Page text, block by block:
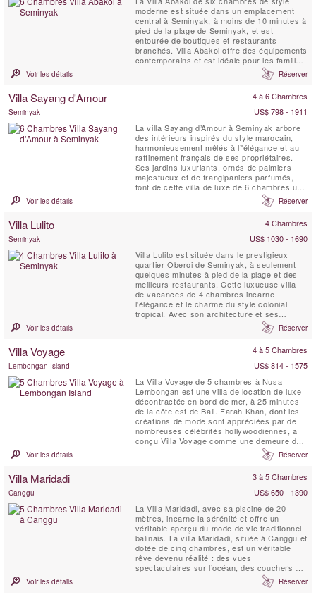
moderne est située dans un emplacement
central à Seminyak, à moins de 10 minutes à
pied de la plage de Seminyak, et est
entourée de boutiques et restaurants
branchés. Villa Abakoi offre des équipements
contemporains et est idéale pour les familles
ou les amis à partager et à apprécier. Les
équipements de la villa comprennent un
gratuite, des chambres climatisées, une
Voir les détails Réserver
Villa Sayang d'Amour 4 à 6 Chambres
Seminyak
US$ 798 - 1911
La villa Sayang d’Amour à Seminyak arbore
des intérieurs inspirés du style marocain,
harmonieusement mêlés à l’'élégance et au
raffinement français de ses propriétaires.
Ses jardins luxuriants, ornés de palmiers
majestueux et de frangipaniers parfumés,
font de cette villa de luxe de 6 chambres un
véritable joyau balinais. Séjourner à la Villa
Sayang d’Amour, c’est plonger dans un conte
Voir les détails Réserver
Villa Lulito 4 Chambres
Seminyak
US$ 1030 - 1690
Villa Lulito est située dans le prestigieux
quartier Oberoi de Seminyak, à seulement
quelques minutes à pied de la plage et des
meilleurs restaurants. Cette luxueuse villa
de vacances de 4 chambres incarne
l'élégance et le charme du style colonial
tropical. Avec son architecture et ses
intérieurs entièrement blancs, Villa Lulito est
le refuge idéal à Bali pour des vacances
Voir les détails Réserver
Villa Voyage 4 à 5 Chambres
Lembongan Island
US$ 814 - 1575
La Villa Voyage de 5 chambres à Nusa
Lembongan est une villa de location de luxe
décontractée en bord de mer, à 25 minutes
de la côte est de Bali. Farah Khan, dont les
créations de mode sont appréciées par de
nombreuses célébrités hollywoodiennes, a
conçu Villa Voyage comme une demeure de
luxe pieds nus, tout en conservant le charme
d’antan des planchers en bois de cocotier,
des lampes en bois flotté dans un cadre ...
Voir les détails Réserver
Villa Maridadi 3 à 5 Chambres
Canggu
US$ 650 - 1390
La Villa Maridadi, avec sa piscine de 20
mètres, incarne la sérénité et offre un
véritable aperçu du mode de vie traditionnel
balinais. La villa Maridadi, située à Canggu et
dotée de cinq chambres, est un véritable
rêve devenu réalité : des vues
spectaculaires sur l’océan, des couchers de
soleil à couper le souffle et une vie luxueuse
en plein air au milieu de rizières verdoyantes
Voir les détails Réserver